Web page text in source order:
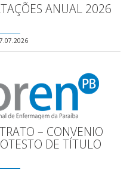
ANUAL 2026
– CONVENIO
DE TÍTULO